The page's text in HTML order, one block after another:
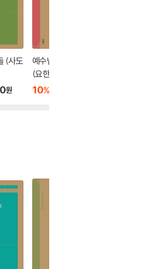
(사도
원
예수님은 승리입니다
(요한복음5)
10%